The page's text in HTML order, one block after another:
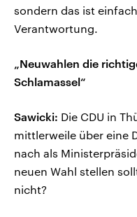
sondern das ist
Verantwortung.
„Neuwahlen die
Schlamassel“
Sawicki: Die CDU in
mittlerweile über eine
nach als
neuen Wahl stellen
nicht?